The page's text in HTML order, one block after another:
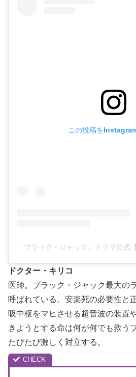
この投稿を
ドクター・キリコ
医師。ブラック・ジャック最大の
呼ばれている。安楽死の必要性と
吸中枢をマヒさせる超音波の装置
きようとする命は何が何でも救う
たびたび激しく対立する。